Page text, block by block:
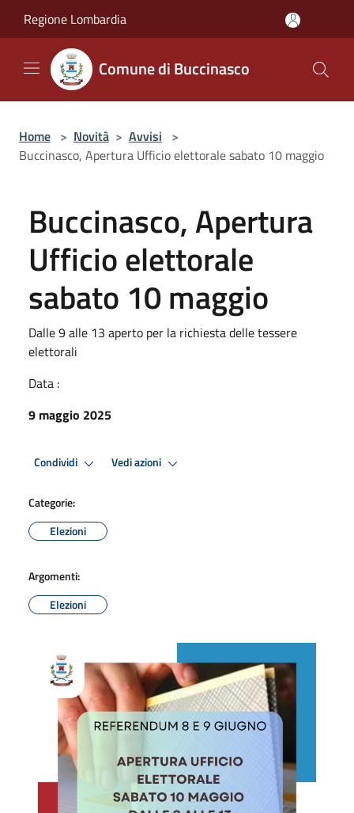
Regione Lombardia
Comune di Buccinasco
Home > Novità > Avvisi >
Buccinasco, Apertura Ufficio elettorale sabato 10 maggio
Buccinasco, Apertura
Ufficio elettorale
sabato 10 maggio
Dalle 9 alle 13 aperto per la richiesta delle tessere
elettorali
Data :
9 maggio 2025
Condividi Vedi azioni
Categorie:
Elezioni
Argomenti:
Elezioni